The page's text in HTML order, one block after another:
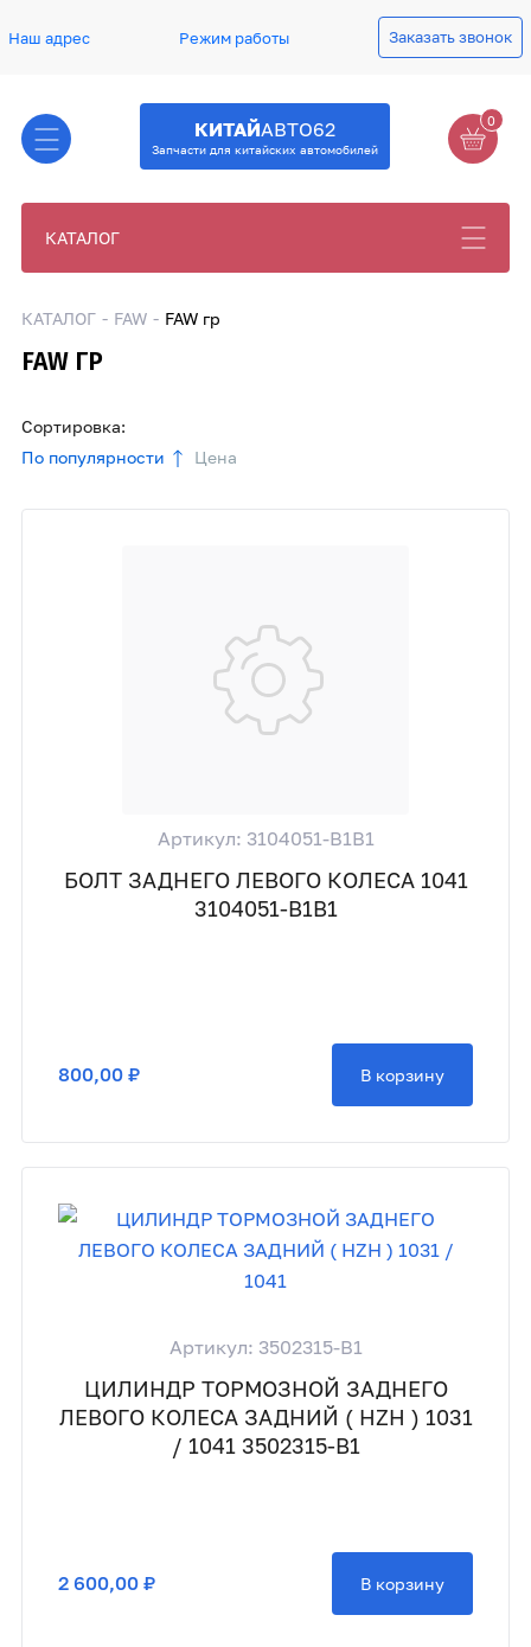
Наш адрес Режим работы Заказать звонок
КИТАЙАВТО62
Запчасти для китайских автомобилей
0
КАТАЛОГ
КАТАЛОГ FAW FAW гр
FAW ГР
Сортировка:
По популярности
Цена
Артикул: 3104051-B1B1
БОЛТ ЗАДНЕГО ЛЕВОГО КОЛЕСА 1041
3104051-B1B1
800,00 ₽ В корзину
Артикул: 3502315-B1
ЦИЛИНДР ТОРМОЗНОЙ ЗАДНЕГО
ЛЕВОГО КОЛЕСА ЗАДНИЙ ( HZH ) 1031
/ 1041 3502315-B1
2 600,00 ₽ В корзину